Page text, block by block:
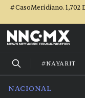
#CasoMeridiano. 1,702
#NAYARIT
NACIONAL